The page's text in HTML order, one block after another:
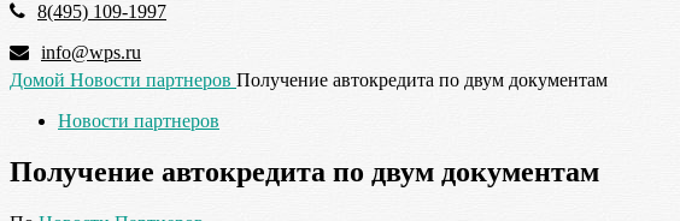
8(495) 109-1997
info@wps.ru
Домой Новости партнеров Получение автокредита по двум документам
Новости партнеров
Получение автокредита по двум документам